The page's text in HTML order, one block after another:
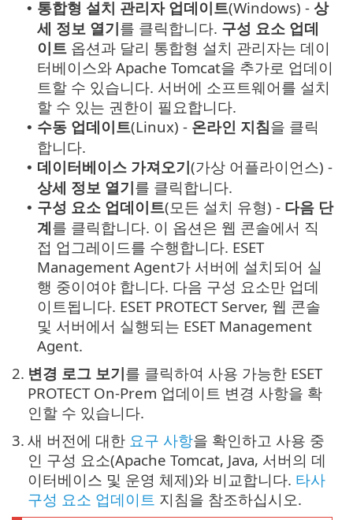
• 통합형 설치 관리자 업데이트(Windows) - 상
세 정보 열기를 클릭합니다. 구성 요소 업데
이트 옵션과 달리 통합형 설치 관리자는 데이
터베이스와 Apache Tomcat을 추가로 업데이
트할 수 있습니다. 서버에 소프트웨어를 설치
할 수 있는 권한이 필요합니다.
• 수동 업데이트(Linux) - 온라인 지침을 클릭
합니다.
• 데이터베이스 가져오기(가상 어플라이언스) -
상세 정보 열기를 클릭합니다.
• 구성 요소 업데이트(모든 설치 유형) - 다음 단
계를 클릭합니다. 이 옵션은 웹 콘솔에서 직
접 업그레이드를 수행합니다. ESET
Management Agent가 서버에 설치되어 실
행 중이여야 합니다. 다음 구성 요소만 업데
이트됩니다. ESET PROTECT Server, 웹 콘솔
및 서버에서 실행되는 ESET Management
Agent.
2. 변경 로그 보기를 클릭하여 사용 가능한 ESET
PROTECT On-Prem 업데이트 변경 사항을 확
인할 수 있습니다.
3. 새 버전에 대한 요구 사항을 확인하고 사용 중
인 구성 요소(Apache Tomcat, Java, 서버의 데
이터베이스 및 운영 체제)와 비교합니다. 타사
구성 요소 업데이트 지침을 참조하십시오.